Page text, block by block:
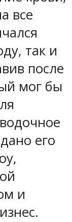
все
так и
после
мог бы
его
и